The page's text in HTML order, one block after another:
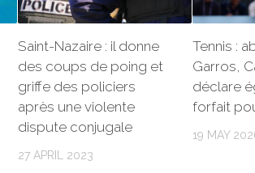
Saint-Nazaire : il donne
des coups de poing et
griffe des policiers
après une violente
dispute conjugale
27 APRIL 2023
Tennis :
Garros,
déclare
forfait
19 MAY